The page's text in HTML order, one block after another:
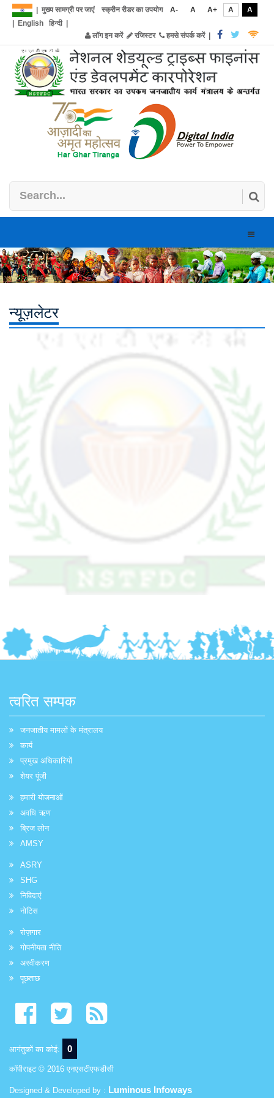
मुख्य सामग्री पर जाएं स्क्रीन रीडर का उपयोग A- A A+ A
A
English हिन्दी|
लॉग इन करें
रजिस्टर हमसे संपर्क करें|
Toggle
न्यूज़लेटर
त्वरित सम्पक
जनजातीय मामलों के मंत्रालय
कार्य
प्रमुख अधिकारियों
शेयर पूंजी
हमारी योजनाओं
अवधि ऋण
ब्रिज लोन
AMSY
ASRY
SHG
निविदाएं
नोटिस
रोज़गार
गोपनीयता नीति
अस्वीकरण
पूछताछ
आगंतुकों का कोई: 0
कॉपीराइट © 2016 एनएसटीएफडीसी
Designed & Developed by : Luminous Infoways